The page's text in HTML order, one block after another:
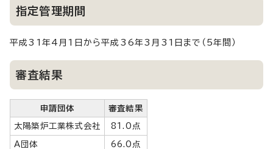
指定管理期間
平成31年4月1日から平成36年3月31日まで（5年間）
審査結果
申請団体 審査結果
太陽築炉工業株式会社 81.0点
A団体 66.0点